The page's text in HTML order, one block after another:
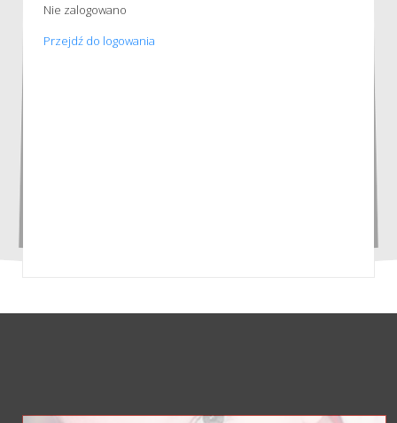
Nie zalogowano
Przejdź do logowania